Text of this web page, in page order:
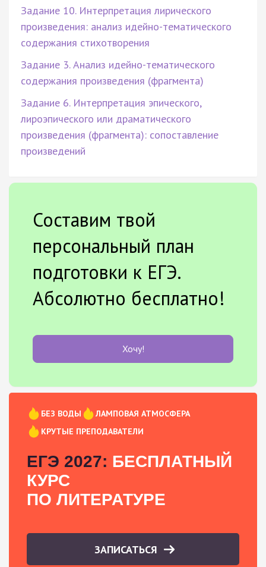
Задание 10. Интерпретация лирического
произведения: анализ идейно-тематического
содержания стихотворения
Задание 3. Анализ идейно-тематического
содержания произведения (фрагмента)
Задание 6. Интерпретация эпического,
лироэпического или драматического
произведения (фрагмента): сопоставление
произведений
Составим твой
персональный план
подготовки к ЕГЭ.
Абсолютно бесплатно!
Хочу!
БЕЗ ВОДЫ
ЛАМПОВАЯ АТМОСФЕРА
КРУТЫЕ ПРЕПОДАВАТЕЛИ
ЕГЭ 2027: БЕСПЛАТНЫЙ
КУРС
ПО ЛИТЕРАТУРЕ
ЗАПИСАТЬСЯ